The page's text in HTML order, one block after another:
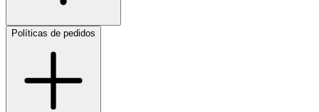
Políticas de pedidos